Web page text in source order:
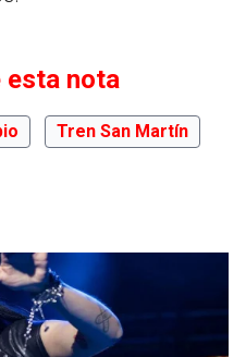
esta nota
Tren San Martín